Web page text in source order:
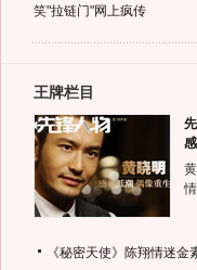
笑"拉链门"网上疯传
王牌栏目
《秘密天使》陈翔情迷金